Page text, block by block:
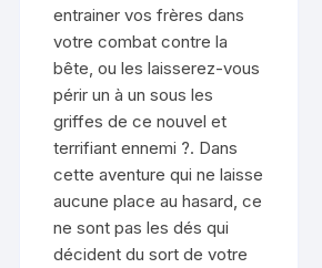
entrainer vos frères dans
votre combat contre la
bête, ou les laisserez-vous
périr un à un sous les
griffes de ce nouvel et
terrifiant ennemi ?. Dans
cette aventure qui ne laisse
aucune place au hasard, ce
ne sont pas les dés qui
décident du sort de votre